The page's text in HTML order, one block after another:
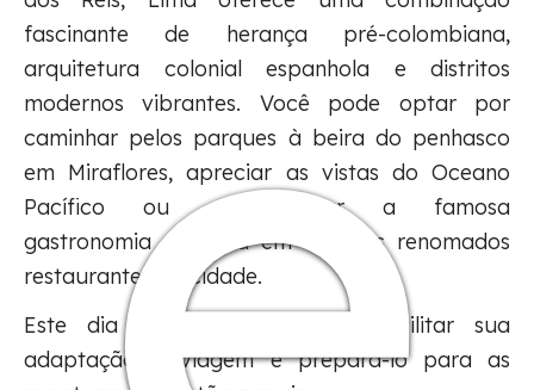
fascinante de herança pré-colombiana,
arquitetura colonial espanhola e distritos
modernos vibrantes. Você pode optar por
caminhar pelos parques à beira do penhasco
em Miraflores, apreciar as vistas do Oceano
Pacífico ou experimentar a famosa
gastronomia peruana em um dos renomados
restaurantes da cidade.
Este dia foi planejado para facilitar sua
adaptação à viagem e prepará-lo para as